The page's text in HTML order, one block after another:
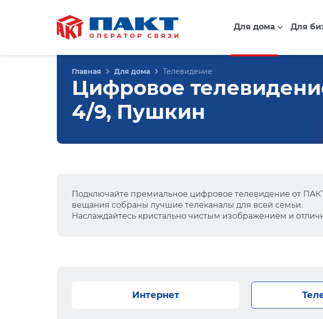
Для дома Для
Главная Для дома Телевидение
Цифровое
4/9, Пушкин
Подключайте премиальное цифровое телевидение от
вещания собраны лучшие телеканалы для всей семьи.
Наслаждайтесь кристально чистым изображением и
Интернет